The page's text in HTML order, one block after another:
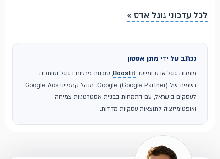
לכל עדכוני גוגל אדס »
נכתב על ידי מתן אסטון
מומחה גוגל אדס ומייסד Boostit, סוכנות פרסום בגוגל ושותפה
רשמית של Google (Google Partner). מנהל קמפייני Google Ads
לעסקים בישראל, עם התמחות בבניית אסטרטגיות צמיחה
ואופטימיזציה לתוצאות עסקיות מדידות.